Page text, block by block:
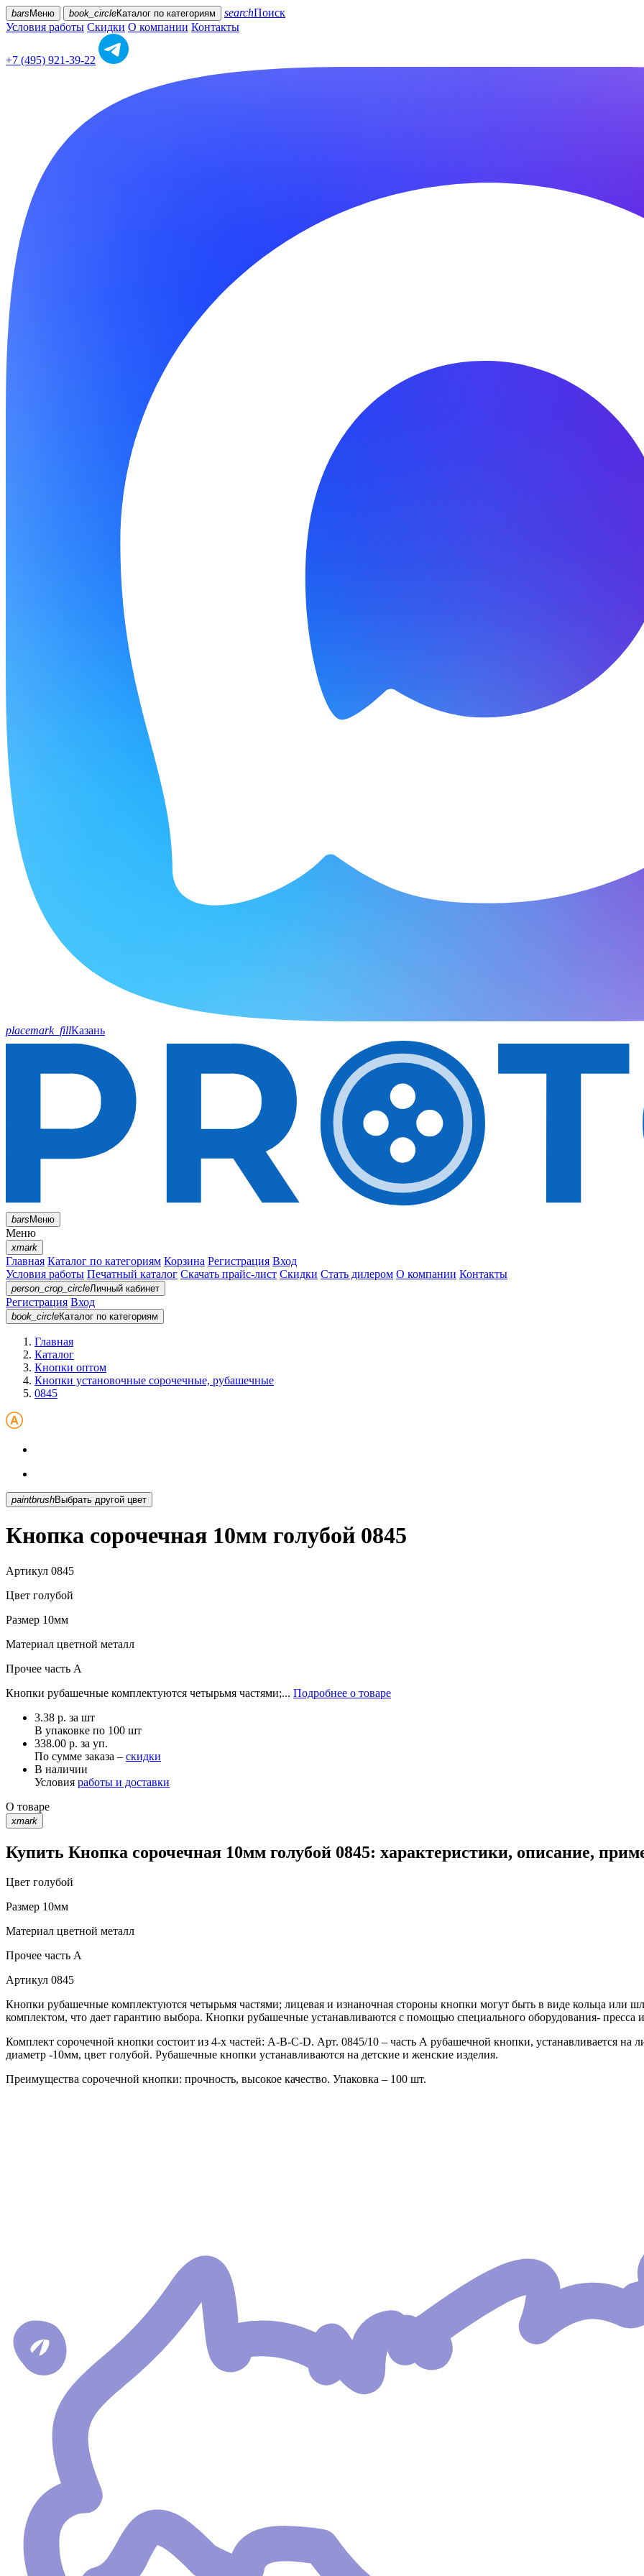
bars Меню book_circleКаталог по категориям searchПоиск
Условия работы Скидки О компании Контакты
+7 (495) 921-39-22
placemark_fillКазань
barsМеню
Меню
xmark
Главная Каталог по категориям Корзина Регистрация Вход
Условия работы Печатный каталог Скачать прайс-лист Скидки Стать дилером О компании Контакты
person_crop_circleЛичный кабинет
Регистрация Вход
book_circleКаталог по категориям
Главная
Каталог
Кнопки оптом
Кнопки установочные сорочечные, рубашечные
0845
paintbrush Выбрать другой цвет
Кнопка сорочечная 10мм голубой 0845
Артикул 0845
Цвет голубой
Размер 10мм
Материал цветной металл
Прочее часть A
Кнопки рубашечные комплектуются четырьмя частями;... Подробнее о товаре
3.38 р. за шт
В упаковке по 100 шт
338.00 р. за уп.
По сумме заказа – скидки
В наличии
Условия работы и доставки
О товаре
xmark
Купить Кнопка сорочечная 10мм голубой 0845: характеристики, описание,
Цвет голубой
Размер 10мм
Материал цветной металл
Прочее часть A
Артикул 0845
Кнопки рубашечные комплектуются четырьмя частями; лицевая и изнаночная стороны кнопки могут быть в виде кольца или
комплектом, что дает гарантию выбора. Кнопки рубашечные устанавливаются с помощью специального оборудования- пресса
Комплект сорочечной кнопки состоит из 4-х частей: А-В-С-D. Арт. 0845/10 – часть А рубашечной кнопки, устанавливается на
диаметр -10мм, цвет голубой. Рубашечные кнопки устанавливаются на детские и женские изделия.
Преимущества сорочечной кнопки: прочность, высокое качество. Упаковка – 100 шт.